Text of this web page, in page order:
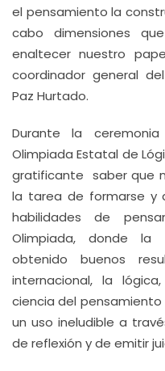
el pensamiento la
cabo dimensiones
enaltecer nuestro
coordinador general
Paz Hurtado.
Durante la
Olimpiada Estatal de
gratificante saber que
la tarea de formarse y
habilidades de
Olimpiada, donde la
obtenido buenos
internacional, la
ciencia del
un uso ineludible a
de reflexión y de emitir